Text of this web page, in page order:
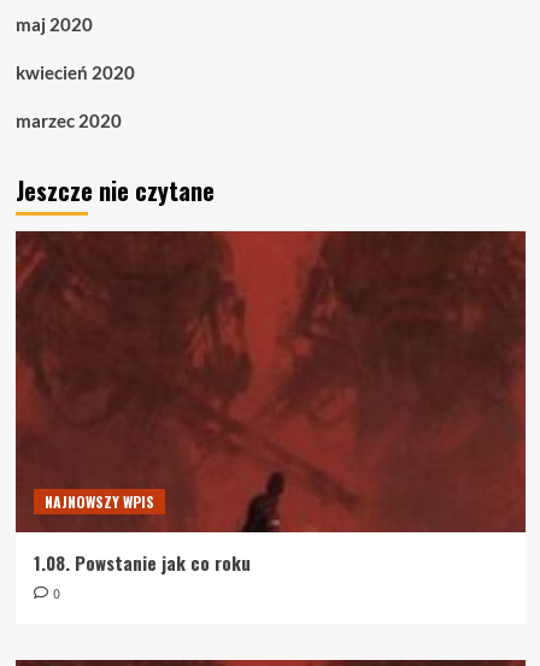
maj 2020
kwiecień 2020
marzec 2020
Jeszcze nie czytane
NAJNOWSZY WPIS
1.08. Powstanie jak co roku
0